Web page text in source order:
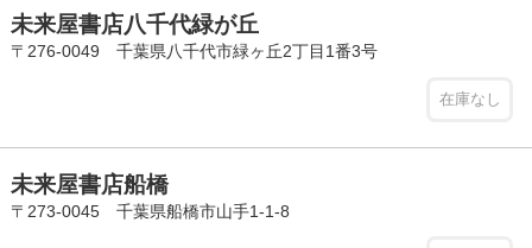
未来屋書店八千代緑が丘
〒276-0049 千葉県八千代市緑ヶ丘2丁目1番3号
在庫なし
未来屋書店船橋
〒273-0045 千葉県船橋市山手1-1-8